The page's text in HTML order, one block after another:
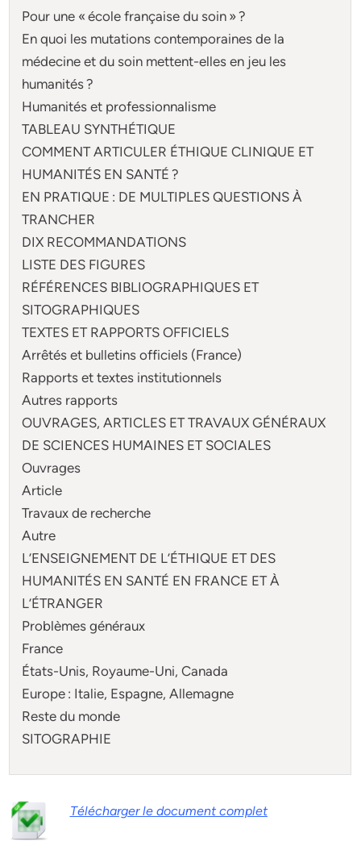
Pour une « école française du soin » ?
En quoi les mutations contemporaines de la
médecine et du soin mettent-elles en jeu les
humanités ?
Humanités et professionnalisme
TABLEAU SYNTHÉTIQUE
COMMENT ARTICULER ÉTHIQUE CLINIQUE ET
HUMANITÉS EN SANTÉ ?
EN PRATIQUE : DE MULTIPLES QUESTIONS À
TRANCHER
DIX RECOMMANDATIONS
LISTE DES FIGURES
RÉFÉRENCES BIBLIOGRAPHIQUES ET
SITOGRAPHIQUES
TEXTES ET RAPPORTS OFFICIELS
Arrêtés et bulletins officiels (France)
Rapports et textes institutionnels
Autres rapports
OUVRAGES, ARTICLES ET TRAVAUX GÉNÉRAUX
DE SCIENCES HUMAINES ET SOCIALES
Ouvrages
Article
Travaux de recherche
Autre
L’ENSEIGNEMENT DE L’ÉTHIQUE ET DES
HUMANITÉS EN SANTÉ EN FRANCE ET À
L’ÉTRANGER
Problèmes généraux
France
États-Unis, Royaume-Uni, Canada
Europe : Italie, Espagne, Allemagne
Reste du monde
SITOGRAPHIE
Télécharger le document complet